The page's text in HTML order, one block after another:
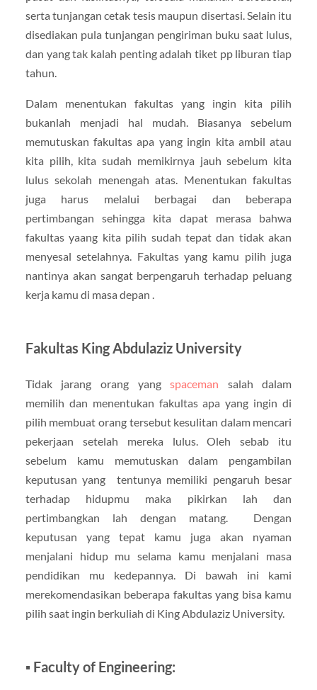
serta tunjangan cetak tesis maupun disertasi. Selain itu
disediakan pula tunjangan pengiriman buku saat lulus,
dan yang tak kalah penting adalah tiket pp liburan tiap
tahun.
Dalam menentukan fakultas yang ingin kita pilih
bukanlah menjadi hal mudah. Biasanya sebelum
memutuskan fakultas apa yang ingin kita ambil atau
kita pilih, kita sudah memikirnya jauh sebelum kita
lulus sekolah menengah atas. Menentukan fakultas
juga harus melalui berbagai dan beberapa
pertimbangan sehingga kita dapat merasa bahwa
fakultas yaang kita pilih sudah tepat dan tidak akan
menyesal setelahnya. Fakultas yang kamu pilih juga
nantinya akan sangat berpengaruh terhadap peluang
kerja kamu di masa depan .
Fakultas King Abdulaziz University
Tidak jarang orang yangspaceman salah dalam
memilih dan menentukan fakultas apa yang ingin di
pilih membuat orang tersebut kesulitan dalam mencari
pekerjaan setelah mereka lulus. Oleh sebab itu
sebelum kamu memutuskan dalam pengambilan
keputusan yang tentunya memiliki pengaruh besar
terhadap hidupmu maka pikirkan lah dan
pertimbangkan lah dengan matang. Dengan
keputusan yang tepat kamu juga akan nyaman
menjalani hidup mu selama kamu menjalani masa
pendidikan mu kedepannya. Di bawah ini kami
merekomendasikan beberapa fakultas yang bisa kamu
pilih saat ingin berkuliah di King Abdulaziz University.
▪ Faculty of Engineering: